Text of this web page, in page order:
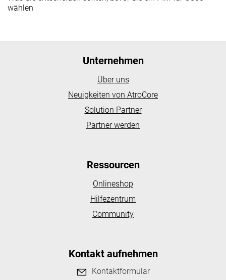
wählen
Unternehmen
Über uns
Neuigkeiten von AtroCore
Solution Partner
Partner werden
Ressourcen
Onlineshop
Hilfezentrum
Community
Kontakt aufnehmen
Kontaktformular